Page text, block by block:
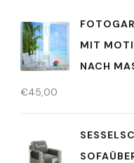
MIT
NACH
€45,00